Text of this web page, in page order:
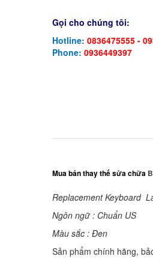
Gọi cho chúng tôi:
Hotline: 0836475555 -
Phone: 0936449397
Mua bán thay thế sửa chữa
Replacement Keyboard
Ngôn ngữ : Chuẩn US
Màu sắc : Đen
Sản phẩm chính hãng,